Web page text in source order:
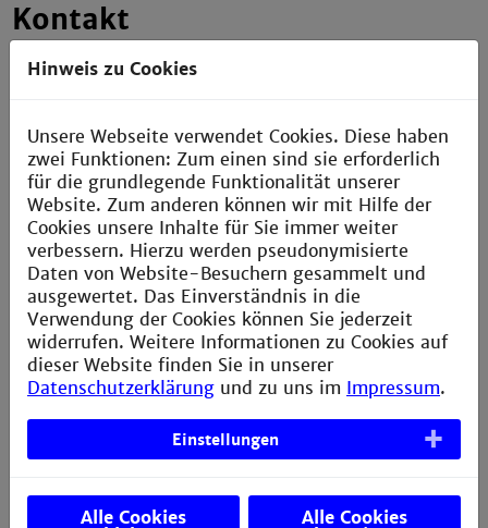
Kontakt
AStA der Technischen Hochschule Mannheim
D-68163 Mannheim
Postfach H033(intern)
+49 621 292-6436
info.asta@th-mannheim.de
Geschäftsstelle
Hinweis zu Cookies
Unsere Webseite verwendet Cookies. Diese haben
zwei Funktionen: Zum einen sind sie erforderlich
für die grundlegende Funktionalität unserer
Website. Zum anderen können wir mit Hilfe der
Cookies unsere Inhalte für Sie immer weiter
verbessern. Hierzu werden pseudonymisierte
Daten von Website-Besuchern gesammelt und
ausgewertet. Das Einverständnis in die
Verwendung der Cookies können Sie jederzeit
widerrufen. Weitere Informationen zu Cookies auf
dieser Website finden Sie in unserer
Datenschutzerklärung und zu uns im Impressum.
Einstellungen
Alle Cookies Alle Cookies